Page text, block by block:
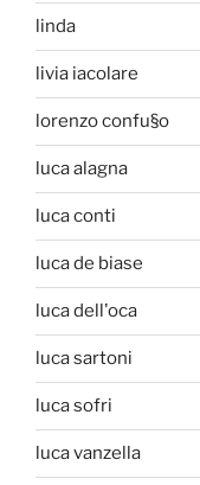
linda
livia iacolare
lorenzo confu§o
luca alagna
luca conti
luca de biase
luca dell'oca
luca sartoni
luca sofri
luca vanzella